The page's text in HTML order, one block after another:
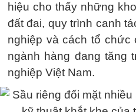
hiệu cho thấy những
đất đai, quy trình canh
nghiệp và cách tổ chức
ngành hàng đang tăng
nghiệp Việt Nam.